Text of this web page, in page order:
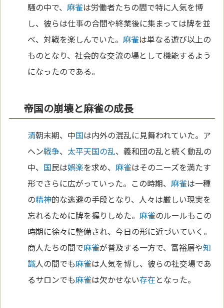
騒の中で、 麻雀は労働者たちの間で特に人気を博
し、彼らは仕事の合間や終業後に集まっては牌を並
べ、対戦を楽しんでいた。 麻雀は単なる遊び以上の
ものとなり、社会的な交流の場として機能するよう
になったのである。
帝国の崩壊と麻雀の成長
清朝末期、中国は内外の混乱に見舞われていた。ア
ヘン戦争、 太平天国の乱、義和団の乱と続く動乱の
中、 国民は娯楽を求め、 麻雀はそのニーズを満たす
形でさらに広がっていった。この時期、 麻雀は一種
の精神的な逃避の手段となり、人々は厳しい現実を
忘れるために牌を握りしめた。 麻雀のルールもこの
時期に徐々に整備され、今日の形に近づいていく。
商人たちの間で麻雀が普及する一方で、富裕層や知
識人の間でも麻雀は人気を博し、彼らの社交場であ
るサロンでも麻雀は欠かせない存在となった。